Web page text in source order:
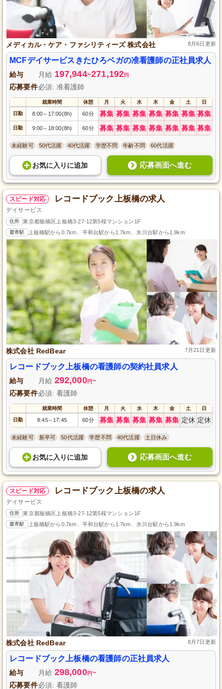
メディカル・ケア・ファシリティーズ 株式会社 8月6日更新
MCFデイサービスきたひろベガの准看護師の正社員求人
給与 月給 197,944~271,192円
応募要件必須: 准看護師
就業時間 休憩 月 火 水 木 金 土 日
日勤 8:00～ 17:00(8h) 60分 募集 募集 募集 募集 募集 募集 募集
日勤 9:00～ 18:00(8h) 60分 募集 募集 募集 募集 募集 募集 募集
未経験可 50代活躍 40代活躍 学歴不問 年齢不問 60代活躍
お気に入り に追加 応募画面へ進む
スピード対応 レコードブック上板橋の求人
デイサービス
住所 東京都板橋区上板橋3-27-12第5桜マンション1F
最寄駅 上板橋駅から0.7km、平和台駅から1.7km、氷川台駅から1.9km
株式会社 RedBear 7月21日更新
レコードブック上板橋の看護師の契約社員求人
給与 月給 292,000円~
応募要件必須: 看護師
就業時間 休憩 月 火 水 木 金 土 日
日勤 8:45～ 17:45 60分 募集 募集 募集 募集 募集 定休 定休
未経験可 新卒可 50代活躍 学歴不問 40代活躍 土日休み
お気に入り に追加 応募画面へ進む
スピード対応 レコードブック上板橋の求人
デイサービス
住所 東京都板橋区上板橋3-27-12第5桜マンション1F
最寄駅 上板橋駅から0.7km、平和台駅から1.7km、氷川台駅から1.9km
株式会社 RedBear 8月7日更新
レコードブック上板橋の看護師の正社員求人
給与 月給 298,000円~
応募要件必須: 看護師